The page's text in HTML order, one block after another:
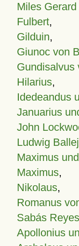
Miles
Fulbert,
Gilduin,
Giunoc von
Gundisalvus
Hilarius,
Idedeandus
Januarius
John
Ludwig
Maximus
Maximus,
Nikolaus,
Romanus
Sabás
Apollonius